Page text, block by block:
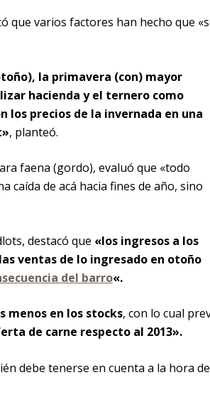
que varios factores han hecho que
la primavera (con) mayor
hacienda y el ternero como
los precios de la invernada en una
, planteó.
faena (gordo), evaluó que «todo
caída de acá hacia fines de año, sino
destacó que «los ingresos a los
ventas de lo ingresado en otoño
del barro«.
menos en los stocks, con lo cual
de carne respecto al 2013».
debe tenerse en cuenta a la hora de